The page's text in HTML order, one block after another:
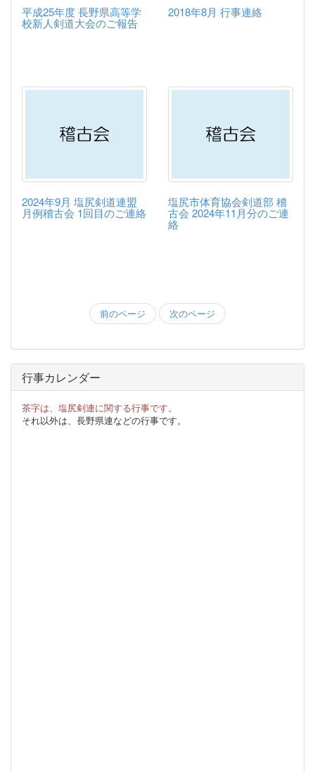
平成25年度 長野県高等学
校新人剣道大会のご報告
2018年8月 行事連絡
2024年9月 塩尻剣道連盟
月例稽古会 1回目のご連絡
塩尻市体育協会剣道部 稽
古会 2024年11月分のご連
絡
前のページ 次のページ
行事カレンダー
茶字は、塩尻剣連に関する行事です。
それ以外は、長野県連などの行事です。